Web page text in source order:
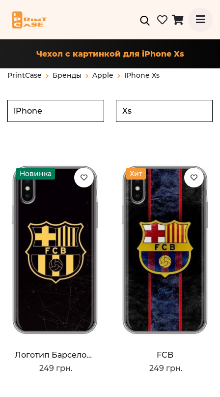
Чехол с картинкой для iPhone Xs
PrintCase Бренды Apple IPhone Xs
Новинка
Логотип Барселоны
249 грн.
Хит
FCB
249 грн.